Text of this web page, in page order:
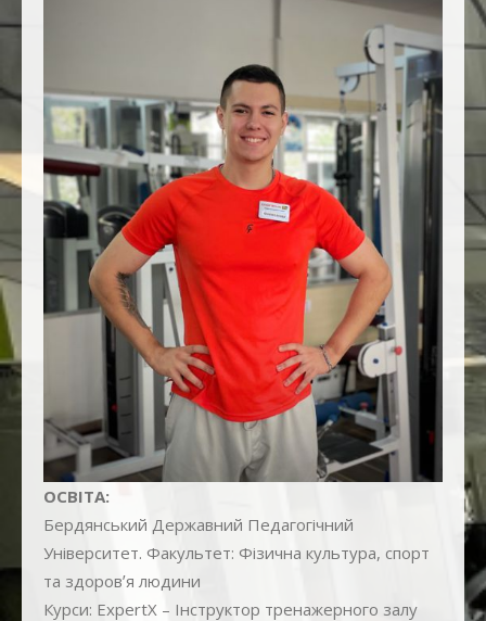
+38 (067) 103-32-23 бул. Руденка 14
+38 (067) 103-32-32 вул. Поповича 13
+38 (067) 103-32-55 вул. Поповича 8а
+38 (067) 103-32-18 пр. Корольова 10
ОСВІТА:
Бердянський Державний Педагогічний
Університет. Факультет: Фізична культура, спорт
та здоровʼя людини
Курси: ExpertX – Інструктор тренажерного залу